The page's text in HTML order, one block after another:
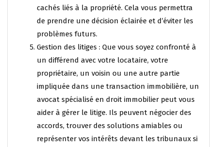
cachés liés à la propriété. Cela vous permettra
de prendre une décision éclairée et d’éviter les
problèmes futurs.
Gestion des litiges : Que vous soyez confronté à
un différend avec votre locataire, votre
propriétaire, un voisin ou une autre partie
impliquée dans une transaction immobilière, un
avocat spécialisé en droit immobilier peut vous
aider à gérer le litige. Ils peuvent négocier des
accords, trouver des solutions amiables ou
représenter vos intérêts devant les tribunaux si